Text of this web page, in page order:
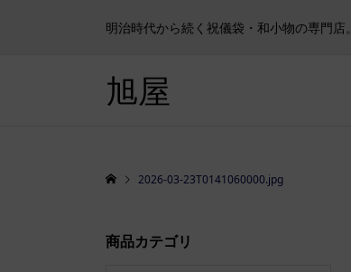
明治時代から続く祝儀袋・和小物の専門店。
旭屋
2026-03-23T0141060000.jpg
商品カテゴリ